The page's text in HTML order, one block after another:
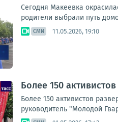
Сегодня Макеевка
родители выбрали путь
СМИ 11.05.2026, 19:10
Более 150
Более 150 активистов
руководитель "Молодой